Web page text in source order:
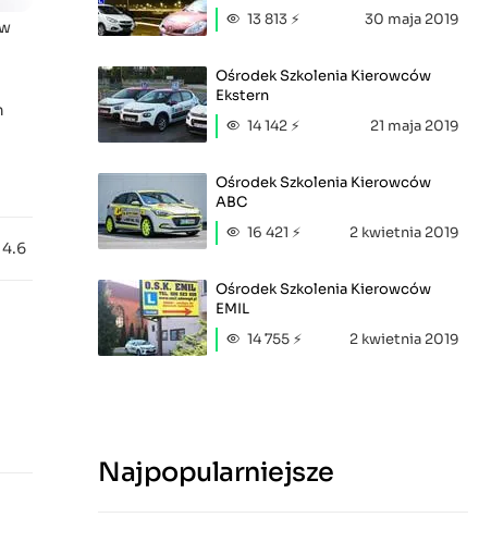
4.6
13 813 ⚡
30 maja 2019
Ośrodek Szkolenia Kierowców
Ekstern
14 142 ⚡
21 maja 2019
Ośrodek Szkolenia Kierowców
ABC
16 421 ⚡
2 kwietnia 2019
Ośrodek Szkolenia Kierowców
EMIL
14 755 ⚡
2 kwietnia 2019
Najpopularniejsze